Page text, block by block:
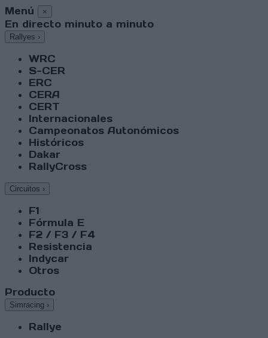
Menú ×
En directo minuto a minuto
Rallyes ›
WRC
S-CER
ERC
CERA
CERT
Internacionales
Campeonatos Autonómicos
Históricos
Dakar
RallyCross
Circuitos ›
F1
Fórmula E
F2 / F3 / F4
Resistencia
Indycar
Otros
Producto
Simracing ›
Rallye